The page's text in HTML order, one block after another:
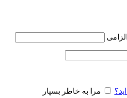
الزامی
مرا به خاطر بسپار